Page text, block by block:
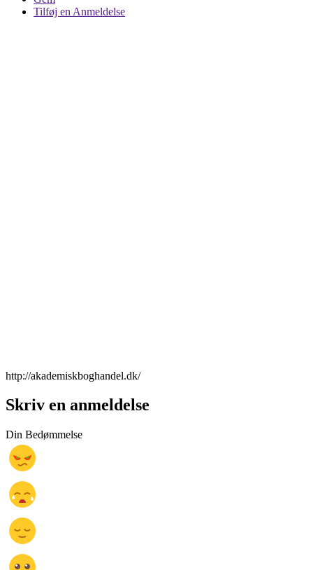
Tilføj en Anmeldelse
http://akademiskboghandel.dk/
Skriv en anmeldelse
Din Bedømmelse